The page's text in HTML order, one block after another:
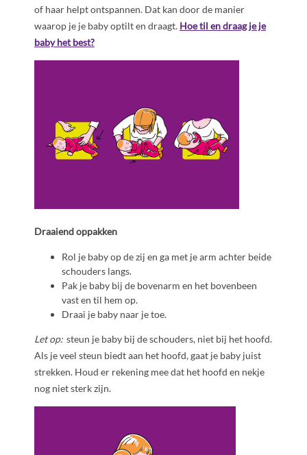
of haar helpt ontspannen. Dat kan door de manier
waarop je je baby optilt en draagt. Hoe til en draag je je
baby het best?
Draaiend oppakken
Rol je baby op de zij en ga met je arm achter beide
schouders langs.
Pak je baby bij de bovenarm en het bovenbeen
vast en til hem op.
Draai je baby naar je toe.
Let op: steun je baby bij de schouders, niet bij het hoofd.
Als je veel steun biedt aan het hoofd, gaat je baby juist
strekken. Houd er rekening mee dat het hoofd en nekje
nog niet sterk zijn.